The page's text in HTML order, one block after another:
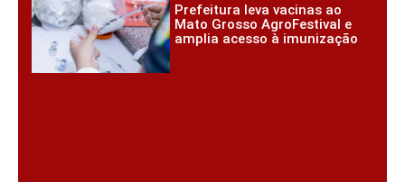
Prefeitura leva vacinas ao
Mato Grosso AgroFestival e
amplia acesso à imunização